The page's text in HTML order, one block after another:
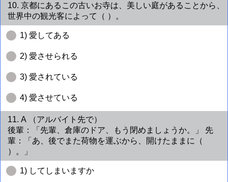
10. 京都にあるこの古いお寺は、美しい庭があることから、
世界中の観光客によって（ ）。
1) 愛してある
2) 愛させられる
3) 愛されている
4) 愛させている
11. A （アルバイト先で）
後輩：「先輩、倉庫のドア、もう閉めましょうか。」 先
輩：「あ、後でまた荷物を運ぶから、開けたままに（
）。」
1) してしまいますか